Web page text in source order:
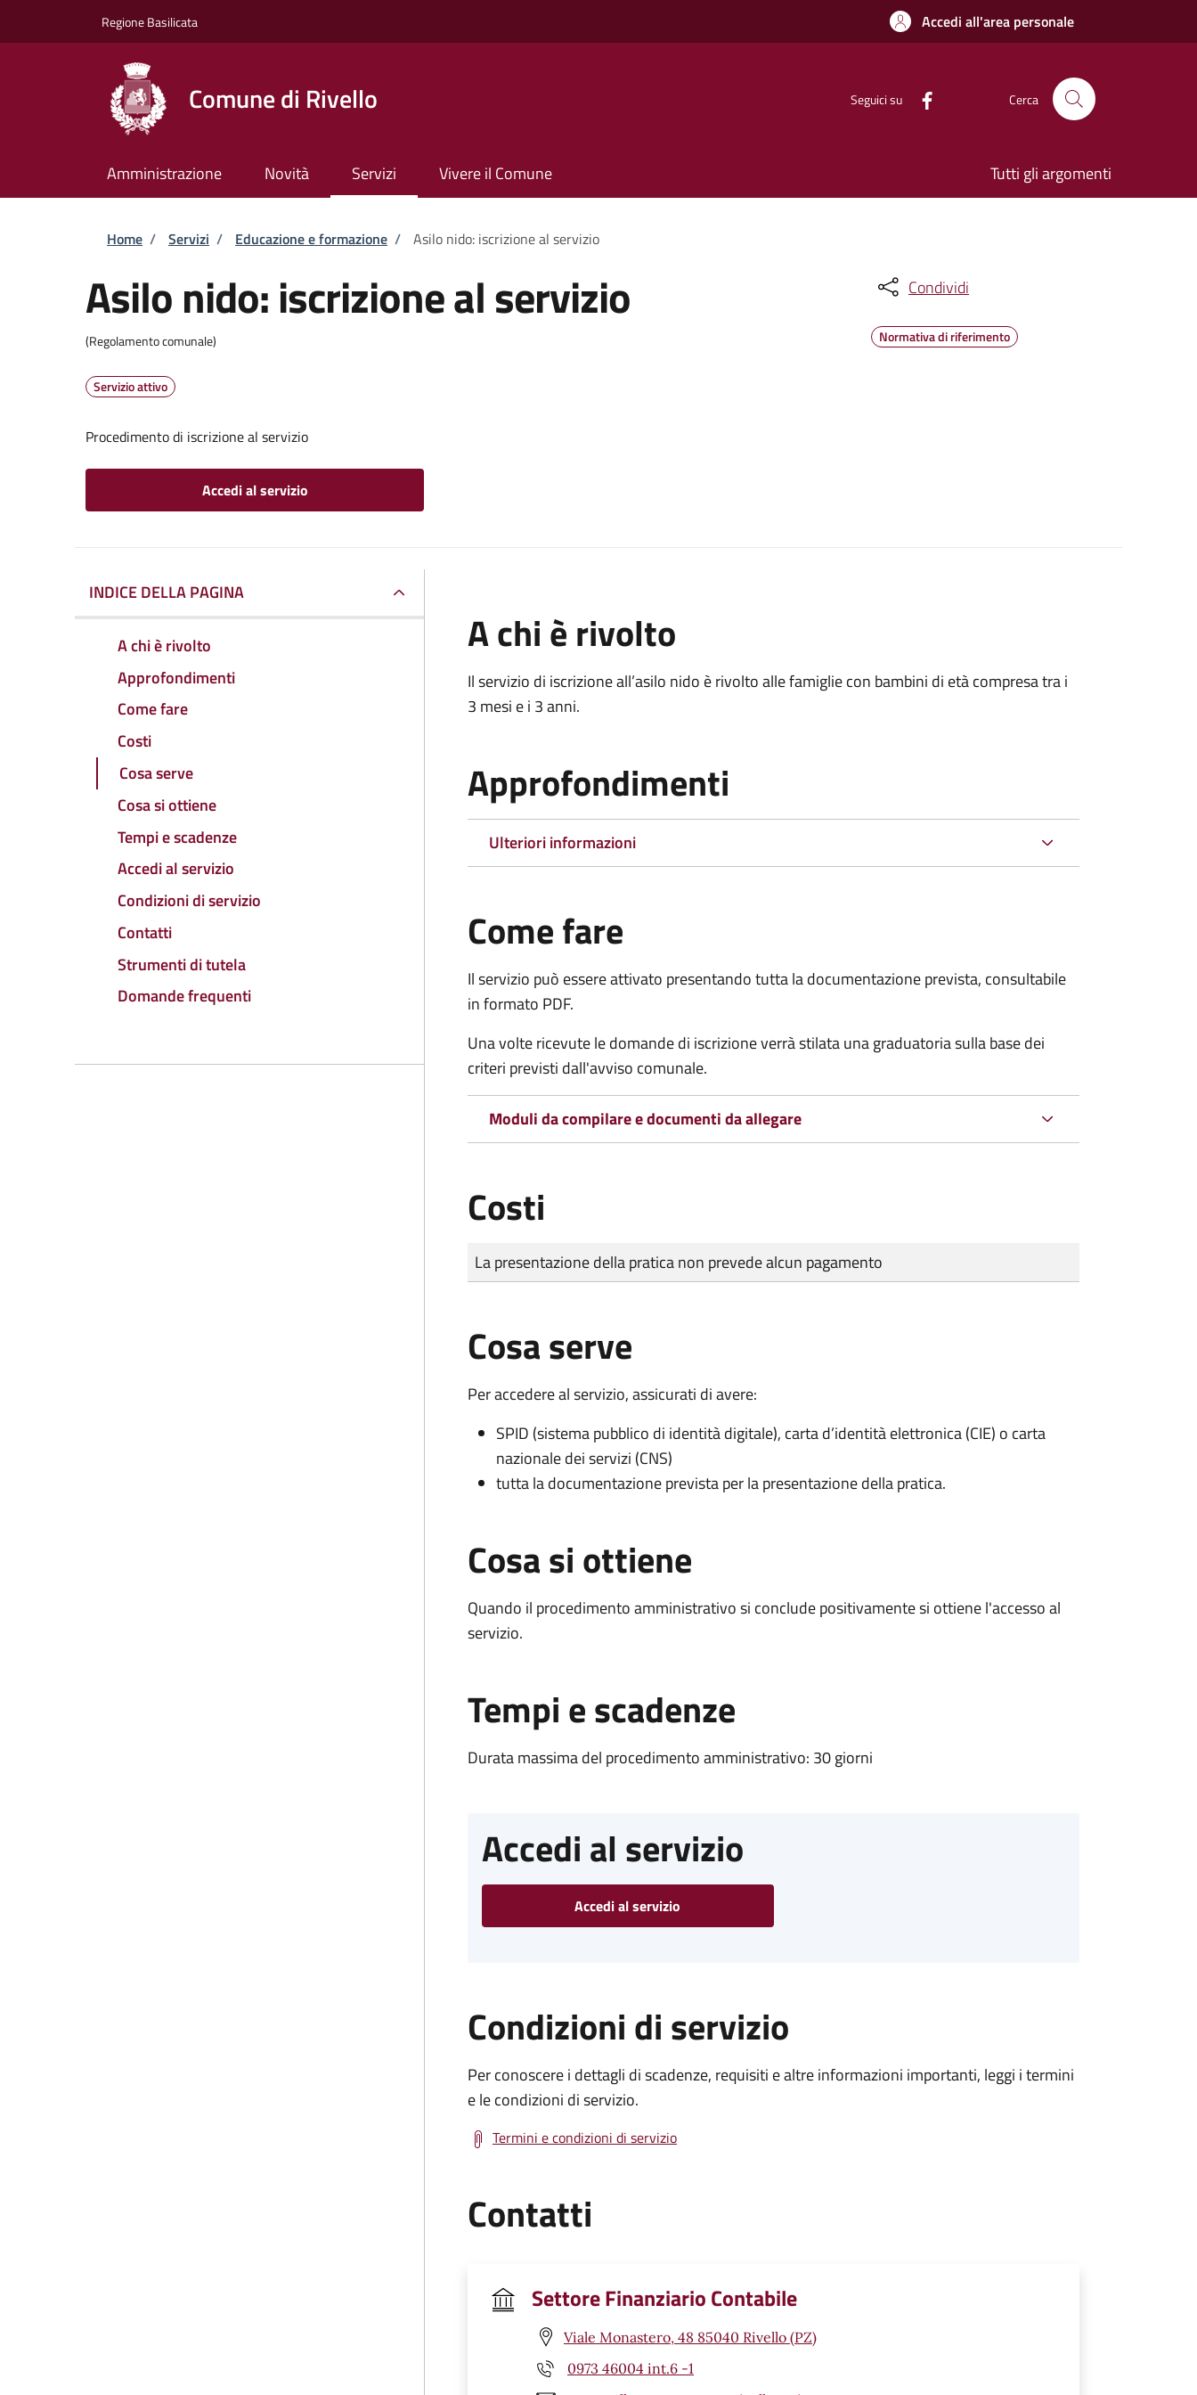
Regione Basilicata Accedi all'area personale
Comune di Rivello Seguici su Cerca
Amministrazione Novità Servizi Vivere il Comune Tutti gli argomenti
Briciole di pane
Home / Servizi / Educazione e formazione / Asilo nido: iscrizione al servizio
Asilo nido: iscrizione al servizio
(Regolamento comunale)
Servizio attivo
Procedimento di iscrizione al servizio
Accedi al servizio
Condividi
Normativa di riferimento
INDICE DELLA PAGINA
A chi è rivolto
Approfondimenti
Come fare
Costi
Cosa serve
Cosa si ottiene
Tempi e scadenze
Accedi al servizio
Condizioni di servizio
Contatti
Strumenti di tutela
Domande frequenti
A chi è rivolto
Il servizio di iscrizione all’asilo nido è rivolto alle famiglie con bambini di età compresa tra i
3 mesi e i 3 anni.
Approfondimenti
Ulteriori informazioni
Come fare
Il servizio può essere attivato presentando tutta la documentazione prevista, consultabile
in formato PDF.
Una volte ricevute le domande di iscrizione verrà stilata una graduatoria sulla base dei
criteri previsti dall'avviso comunale.
Moduli da compilare e documenti da allegare
Costi
Tipo di pagamento
Importo
La presentazione della pratica non prevede alcun pagamento
Cosa serve
Per accedere al servizio, assicurati di avere:
SPID (sistema pubblico di identità digitale), carta d’identità elettronica (CIE) o carta
nazionale dei servizi (CNS)
tutta la documentazione prevista per la presentazione della pratica.
Cosa si ottiene
Quando il procedimento amministrativo si conclude positivamente si ottiene l'accesso al
servizio.
Tempi e scadenze
Durata massima del procedimento amministrativo: 30 giorni
Accedi al servizio
Accedi al servizio
Condizioni di servizio
Per conoscere i dettagli di scadenze, requisiti e altre informazioni importanti, leggi i termini
e le condizioni di servizio.
Termini e condizioni di servizio
Contatti
Settore Finanziario Contabile
Viale Monastero, 48 85040 Rivello (PZ)
0973 46004 int.6 -1